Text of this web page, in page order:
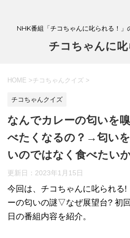
NHK番組「チコちゃんに叱られる！」
チコちゃんに叱
HOME >チコちゃんクイズ >
チコちゃんクイズ
なんでカレーの匂いを
べたくなるの？→匂い
いのではなく食べたい
更新日： 2023年1月15日
今回は、チコちゃんに叱られ
ーの匂いの謎▽なぜ展望台? 初
日の番組内容を紹介。